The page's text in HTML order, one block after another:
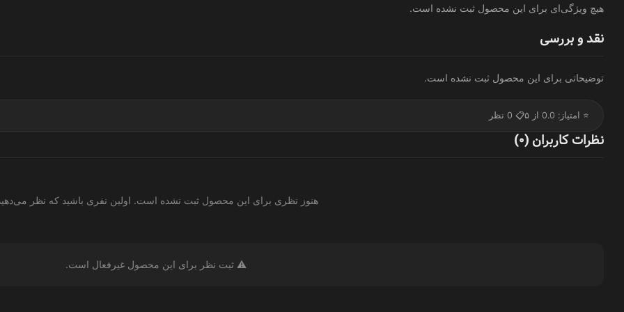
هیچ ویژگی‌ای برای این محصول ثبت نشده است.
نقد و بررسی
توضیحاتی برای این محصول ثبت نشده است.
⭐ امتیاز: 0.0 از ۵ 📋 0 نظر
نظرات کاربران (0)
هنوز نظری برای این محصول ثبت نشده است. اولین نفری باشید که نظر
⚠️ ثبت نظر برای این محصول غیرفعال است.